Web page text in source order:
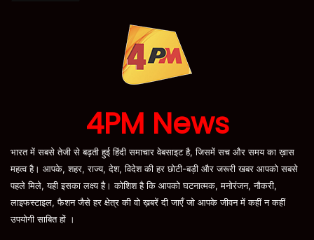
4PM News
भारत में सबसे तेजी से बढ़ती हुई हिंदी समाचार वेबसाइट है, जिसमें सच और समय का ख़ास
महत्व है। आपके, शहर, राज्य, देश, विदेश की हर छोटी-बड़ी और जरूरी खबर आपको सबसे
पहले मिले, यही इसका लक्ष्य है। कोशिश है कि आपको घटनात्मक, मनोरंजन, नौकरी,
लाइफस्टाइल, फैशन जैसे हर क्षेत्र की वो ख़बरें दी जाएँ जो आपके जीवन में कहीं न कहीं
उपयोगी साबित हों ।